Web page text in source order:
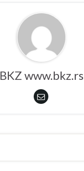
BKZ www.bkz.rs